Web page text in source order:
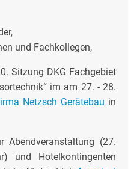
und Fachkollegen,
Sitzung DKG Fachgebiet
im am 27. - 28.
Netzsch Gerätebau in
Abendveranstaltung (27.
und Hotelkontingenten